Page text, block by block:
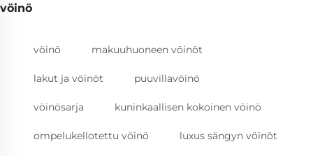
vöinö
vöinö makuuhuoneen vöinöt
lakut ja vöinöt puuvillavöinö
vöinösarja kuninkaallisen kokoinen vöinö
ompelukellotettu vöinö luxus sängyn vöinöt